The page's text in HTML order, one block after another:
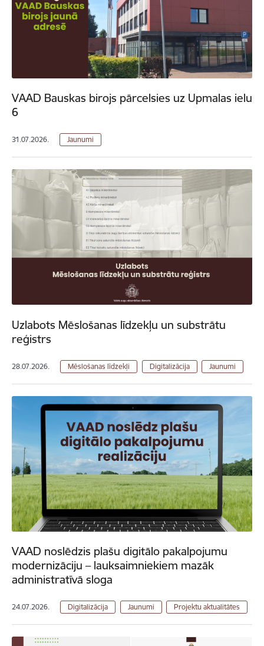
VAAD Bauskas birojs pārcelsies uz Upmalas ielu
6
31.07.2026. Jaunumi
Uzlabots Mēslošanas līdzekļu un substrātu
reģistrs
28.07.2026. Mēslošanas līdzekļi Digitalizācija Jaunumi
VAAD noslēdzis plašu digitālo pakalpojumu
modernizāciju – lauksaimniekiem mazāk
administratīvā sloga
24.07.2026. Digitalizācija Jaunumi Projektu aktualitātes